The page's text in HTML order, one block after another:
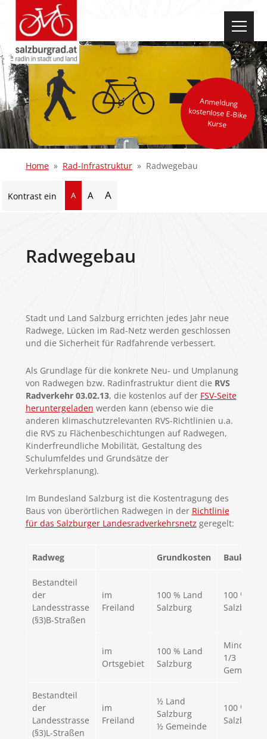
Anmeldung
kostenlose E-Bike
Kurse
Home Rad-Infrastruktur Radwegebau
Kontrast ein A A A
Radwegebau
Stadt und Land Salzburg errichten jedes Jahr neue
Radwege, Lücken im Rad-Netz werden geschlossen
und die Sicherheit für Radfahrende verbessert.
Als Grundlage für die konkrete Neu- und Umplanung
von Radwegen bzw. Radinfrastruktur dient die RVS
Radverkehr 03.02.13, die kostenlos auf der FSV-Seite
heruntergeladen werden kann (ebenso wie die
anderen klimaschutzrelevanten RVS-Richtlinien u.a.
die RVS zu Flächenbeschichtungen auf Radwegen,
Kinderfreundliche Mobilität, Gestaltung des
Schulumfeldes und Grundsätze der
Verkehrsplanung).
Im Bundesland Salzburg ist die Kostentragung des
Baus von überörtlichen Radwegen in der Richtlinie
für das Salzburger Landesradverkehrsnetz geregelt:
Radweg Grundkosten Baukosten
Bestandteil
der
Landesstrasse
(§3)B-Straßen
im
Freiland
100 % Land
Salzburg
100 %
Salzburg
im
Ortsgebiet
100 % Land
Salzburg
1/3
Gemeinde
Bestandteil
der
Landesstrasse
(§3)L-Straßen
im
Freiland
½ Land
Salzburg
½ Gemeinde
100 %
Salzburg